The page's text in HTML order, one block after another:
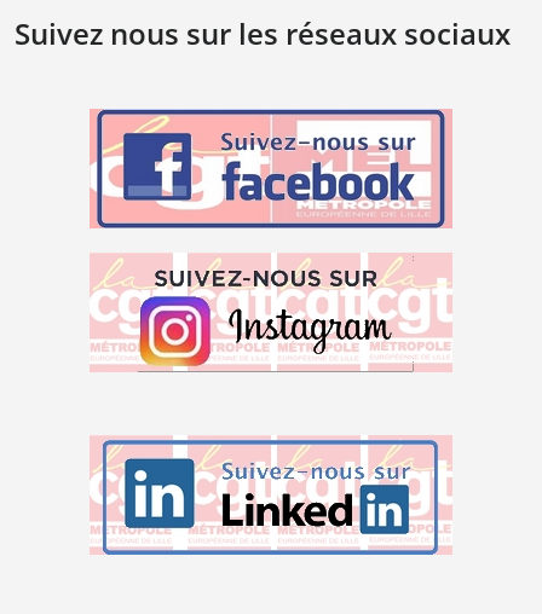
Suivez nous sur les réseaux sociaux